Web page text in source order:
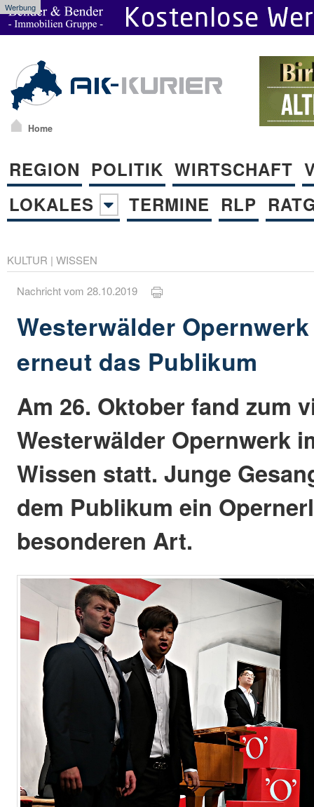
Werbung
Home
REGION POLITIK WIRTSCHAFT
LOKALES
TERMINE RLP
KULTUR | WISSEN
Nachricht vom 28.10.2019
Westerwälder
erneut das Publikum
Am 26. Oktober fand zum
Westerwälder Opernwerk
Wissen statt. Junge
dem Publikum ein
besonderen Art.